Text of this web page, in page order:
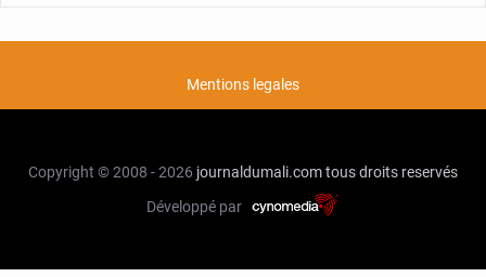
Mentions legales
Copyright © 2008 - 2026 journaldumali.comtous droits reservés
Développé par